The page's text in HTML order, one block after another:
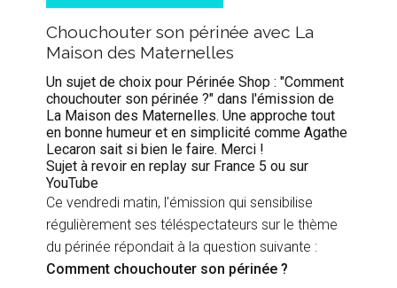
Chouchouter son périnée avec La
Maison des Maternelles
Un sujet de choix pour Périnée Shop : "Comment
chouchouter son périnée ?" dans l'émission de
La Maison des Maternelles. Une approche tout
en bonne humeur et en simplicité comme Agathe
Lecaron sait si bien le faire. Merci !
Sujet à revoir en replay sur France 5 ou sur
YouTube
Ce vendredi matin, l'émission qui sensibilise
régulièrement ses téléspectateurs sur le thème
du périnée répondait à la question suivante :
Comment chouchouter son périnée ?